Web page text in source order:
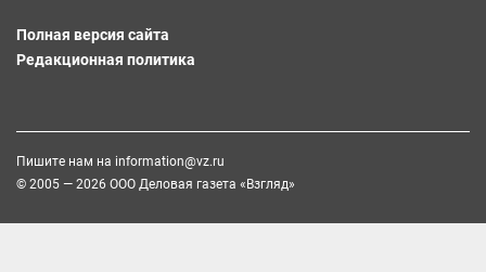
Полная версия сайта
Редакционная политика
Пишите нам на information@vz.ru
© 2005 — 2026 ООО Деловая газета «Взгляд»